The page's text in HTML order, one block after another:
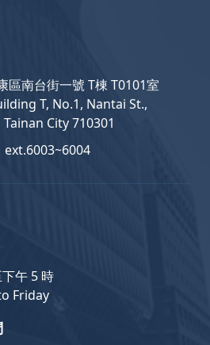
區南台街一號 T棟 T0101室
T, No.1, Nantai St.,
City 710301
ext.6003~6004
午 5 時
Friday